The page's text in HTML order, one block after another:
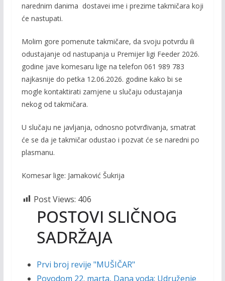
narednim danima dostavei ime i prezime takmičara koji
će nastupati.
Molim gore pomenute takmičare, da svoju potvrdu ili
odustajanje od nastupanja u Premijer ligi Feeder 2026.
godine jave komesaru lige na telefon 061 989 783
najkasnije do petka 12.06.2026. godine kako bi se
mogle kontaktirati zamjene u slučaju odustajanja
nekog od takmičara.
U slučaju ne javljanja, odnosno potvrđivanja, smatrat
će se da je takmičar odustao i pozvat će se naredni po
plasmanu.
Komesar lige: Jamaković Šukrija
Post Views: 406
POSTOVI SLIČNOG
SADRŽAJA
Prvi broj revije "MUŠIČAR"
Povodom 22. marta, Dana voda: Udruženje